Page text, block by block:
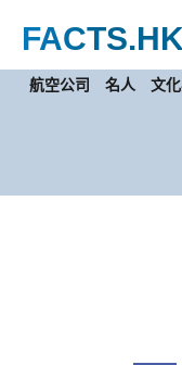
FACTS.HK
航空公司 名人 文